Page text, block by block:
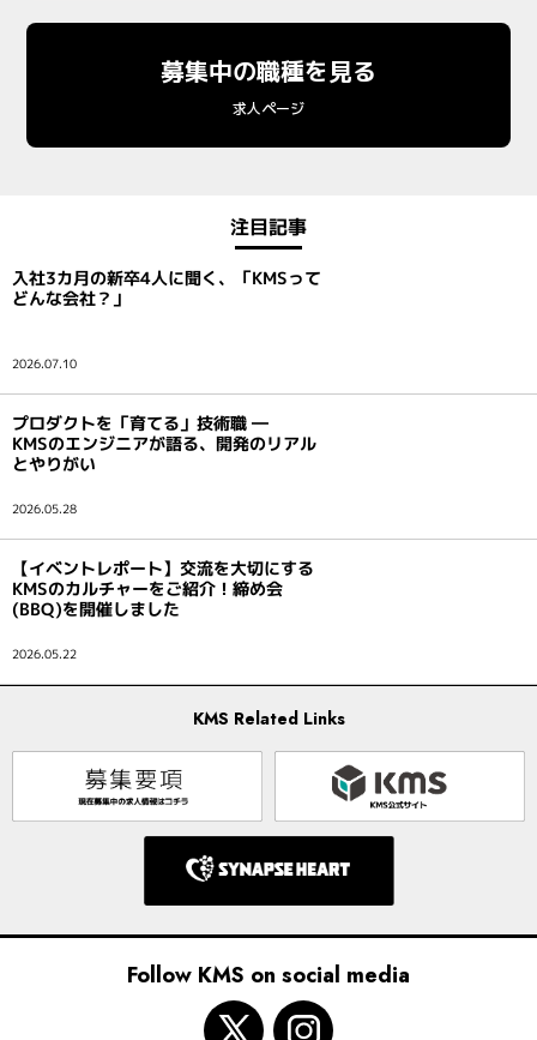
募集中の職種を見る
求人ページ
注目記事
2026.07.10
入社3カ月の新卒4人に聞く、「KMSって
どんな会社？」
2026.05.28
プロダクトを「育てる」技術職 ―
KMSのエンジニアが語る、開発のリアル
とやりがい
2026.05.22
【イベントレポート】交流を大切にする
KMSのカルチャーをご紹介！締め会
(BBQ)を開催しました
KMS Related Links
Follow KMS on social media